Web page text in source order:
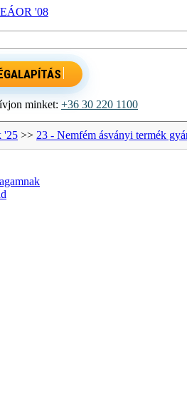
'08
minket: +36 30 220 1100
'25 >> 23 - Nemfém ásványi termék